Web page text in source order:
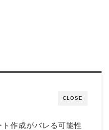
CLOSE
作成がバレる可能性